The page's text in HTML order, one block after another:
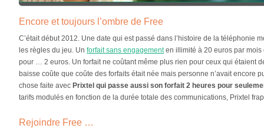
Encore et toujours l’ombre de Free
C’était début 2012. Une date qui est passé dans l’histoire de la téléphonie
les règles du jeu. Un forfait sans engagementen illimité à 20 euros par mois
pour … 2 euros. Un forfait ne coûtant même plus rien pour ceux qui étaient
baisse coûte que coûte des forfaits était née mais personne n’avait encore
chose faite avec Prixtel qui passe aussi son forfait 2 heures pour
tarifs modulés en fonction de la durée totale des communications, Prixtel
Rejoindre Free …